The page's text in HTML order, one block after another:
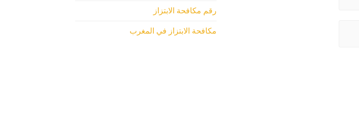
رقم مكافحة الابتزاز
مكافحة الابتزاز في المغرب